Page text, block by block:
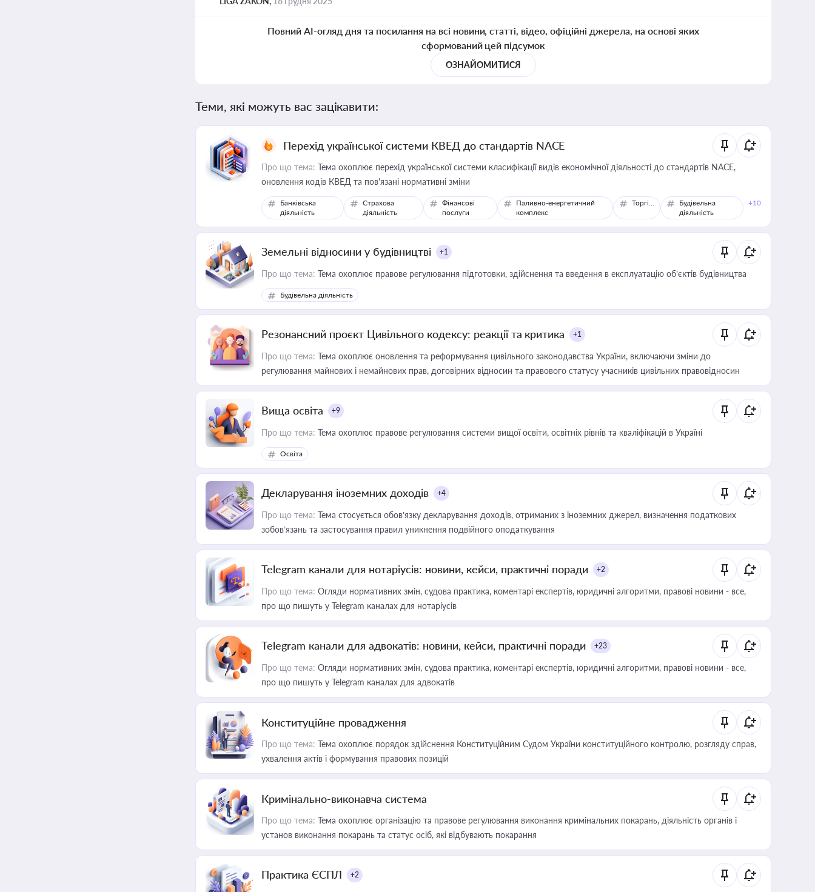
Повний AI-огляд дня та посилання на всі новини, статті, відео, офіційні джерела, на основі яких
сформований цей підсумок
ОЗНАЙОМИТИСЯ
Теми, які можуть вас зацікавити:
Перехід української системи КВЕД до стандартів NACE
Про що тема: Тема охоплює перехід української системи класифікації видів економічної діяльності до стандартів NACE,
оновлення кодів КВЕД та пов'язані нормативні зміни
Банківська
діяльність
Страхова
діяльність
Фінансові
послуги
Паливно-енергетичний
комплекс
Торгівля
Будівельна
діяльність
+10
Земельні відносини у будівництві +1
Про що тема: Тема охоплює правове регулювання підготовки, здійснення та введення в експлуатацію об’єктів будівництва
Будівельна діяльність
Резонансний проєкт Цивільного кодексу: реакції та критика +1
Про що тема: Тема охоплює оновлення та реформування цивільного законодавства України, включаючи зміни до
регулювання майнових і немайнових прав, договірних відносин та правового статусу учасників цивільних правовідносин
Вища освіта +9
Про що тема: Тема охоплює правове регулювання системи вищої освіти, освітніх рівнів та кваліфікацій в Україні
Освіта
Декларування іноземних доходів +4
Про що тема: Тема стосується обов’язку декларування доходів, отриманих з іноземних джерел, визначення податкових
зобов’язань та застосування правил уникнення подвійного оподаткування
Telegram канали для нотаріусів: новини, кейси, практичні поради +2
Про що тема: Огляди нормативних змін, судова практика, коментарі експертів, юридичні алгоритми, правові новини - все,
про що пишуть у Telegram каналах для нотаріусів
Telegram канали для адвокатів: новини, кейси, практичні поради +23
Про що тема: Огляди нормативних змін, судова практика, коментарі експертів, юридичні алгоритми, правові новини - все,
про що пишуть у Telegram каналах для адвокатів
Конституційне провадження
Про що тема: Тема охоплює порядок здійснення Конституційним Судом України конституційного контролю, розгляду справ,
ухвалення актів і формування правових позицій
Кримінально-виконавча система
Про що тема: Тема охоплює організацію та правове регулювання виконання кримінальних покарань, діяльність органів і
установ виконання покарань та статус осіб, які відбувають покарання
Практика ЄСПЛ +2